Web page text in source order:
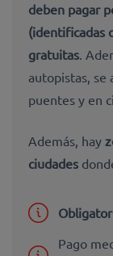
deben pagar
(identificadas
gratuitas.
autopistas, se
puentes y en
Además, hay
ciudades
Pago